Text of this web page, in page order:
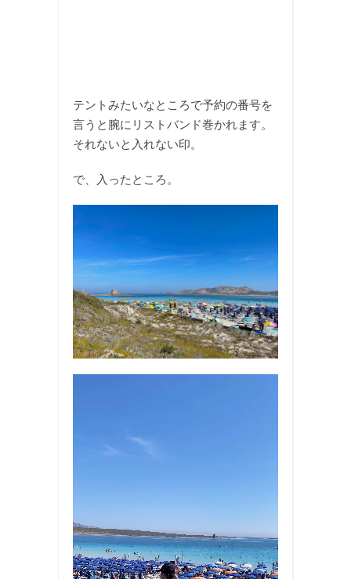
テントみたいなところで予約の番号を
言うと腕にリストバンド巻かれます。
それないと入れない印。
で、入ったところ。